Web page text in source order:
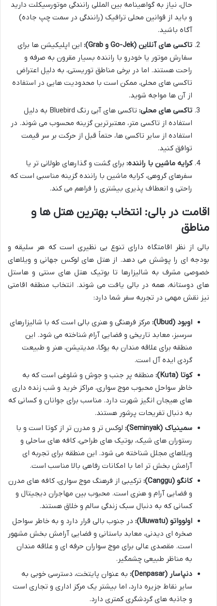
حال، نیاز به گواهینامه بین المللی رانندگی موتورسیکلت دارید
و باید از قوانین محلی ترافیک (رانندگی در سمت چپ جاده)
آگاه باشید.
تاکسی های آنلاین (Go-Jek و Grab):
این اپلیکیشن ها برای
سفارش موتور یا خودرو با راننده بسیار مقرون به صرفه و
راحت هستند. اما در برخی مناطق توریستی، به دلیل اعتراض
تاکسی های محلی، ممکن است با محدودیت هایی در استفاده
از آن ها مواجه شوید.
تاکسی های محلی:
تاکسی های آبی رنگ Bluebird به دلیل
استفاده از تاکسی متر، معتبرترین گزینه محسوب می شوند. در
استفاده از سایر تاکسی ها، حتماً قبل از حرکت بر سر قیمت
توافق کنید.
کرایه ماشین با راننده: برای گشت و گذارهای طولانی تر یا
سفرهای گروهی، کرایه ماشین با راننده گزینه مناسبی است که
راحتی و انعطاف پذیری بیشتری را فراهم می کند.
اقامت در بالی: انتخاب بهترین هتل ها و
مناطق
بالی از نظر اقامتگاه دارای تنوع بی نظیری است که هر سلیقه و
بودجه ای را پوشش می دهد. از هتل های لوکس جهانی و ویلاهای
خصوصی مشرف به شالیزارها تا بوتیک هتل های سنتی و هاستل
های دوستانه، همه در بالی یافت می شوند. انتخاب منطقه اقامتی
نیز نقش مهمی در تجربه سفر شما دارد:
اوبود (Ubud):
مرکز فرهنگی و هنری بالی است که با شالیزارهای
سرسبز، معابد تاریخی و فضایی آرام شناخته می شود. این
منطقه برای علاقه مندان به یوگا، مدیتیشن، هنر و طبیعت
گردی ایده آل است.
کوتا (Kuta):
منطقه پر جنب و جوش و شلوغی است که به
خاطر سواحل محبوب موج سواری، مراکز خرید و شب زنده داری
های هیجان انگیز شهرت دارد. مناسب برای جوانان و کسانی که
به دنبال تفریحات پرشور هستند.
سمینیاک (Seminyak):
لوکس تر و مدرن تر از کوتا است و با
رستوران های شیک، بوتیک های طراحی، کافه های ساحلی و
ویلاهای مجلل شناخته می شود. این منطقه برای تجربه ای
آرامش بخش تر اما با امکانات رفاهی بالا مناسب است.
کانگو (Canggu):
ترکیبی از فرهنگ موج سواری، کافه های مدرن
و فضایی آرام و هنری است. محبوب بین مهاجران دیجیتال و
کسانی که به دنبال سبک زندگی سالم و خلاق هستند.
اولوواتو (Uluwatu):
در جنوب بالی قرار دارد و به خاطر سواحل
صخره ای دیدنی، معابد باستانی و فضایی آرامش بخش مشهور
است. مقصدی عالی برای موج سواران حرفه ای و علاقه مندان
به مناظر طبیعی چشمگیر.
دنپاسار (Denpasar):
به عنوان پایتخت، دسترسی خوبی به
سایر نقاط جزیره دارد، اما بیشتر یک مرکز اداری و تجاری است
و جاذبه های گردشگری کمتری دارد.